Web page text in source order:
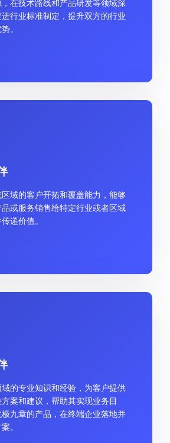
在技术路线和产品研发等领域深
行业标准制定，提升双方的行业
。
域的客户开拓和覆盖能力，能够
或服务销售给特定行业或者区域
递价值。
的专业知识和经验，为客户提供
案和建议，帮助其实现业务目
九章的产品，在终端企业落地并
。